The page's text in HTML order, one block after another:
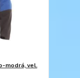
modrá, vel.